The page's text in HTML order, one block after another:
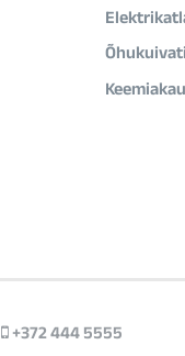
+372 444 5555